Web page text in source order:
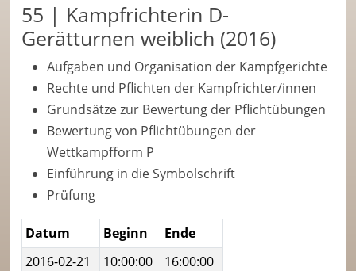
55 | Kampfrichterin D-
Gerätturnen weiblich (2016)
Aufgaben und Organisation der Kampfgerichte
Rechte und Pflichten der Kampfrichter/innen
Grundsätze zur Bewertung der Pflichtübungen
Bewertung von Pflichtübungen der
Wettkampfform P
Einführung in die Symbolschrift
Prüfung
Datum Beginn
Ende
2016-02-21
10:00:00
16:00:00